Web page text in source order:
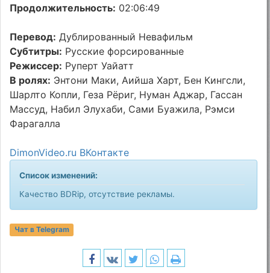
Продолжительность: 02:06:49
Перевод: Дублированный Невафильм
Субтитры: Русские форсированные
Режиссер: Руперт Уайатт
В ролях: Энтони Маки, Аийша Харт, Бен Кингсли,
Шарлто Копли, Геза Рёриг, Нуман Аджар, Гассан
Массуд, Набил Элухаби, Сами Буажила, Рэмси
Фарагалла
DimonVideo.ru ВКонтакте
Список изменений:
Качество BDRip, отсутствие рекламы.
Чат в Telegram